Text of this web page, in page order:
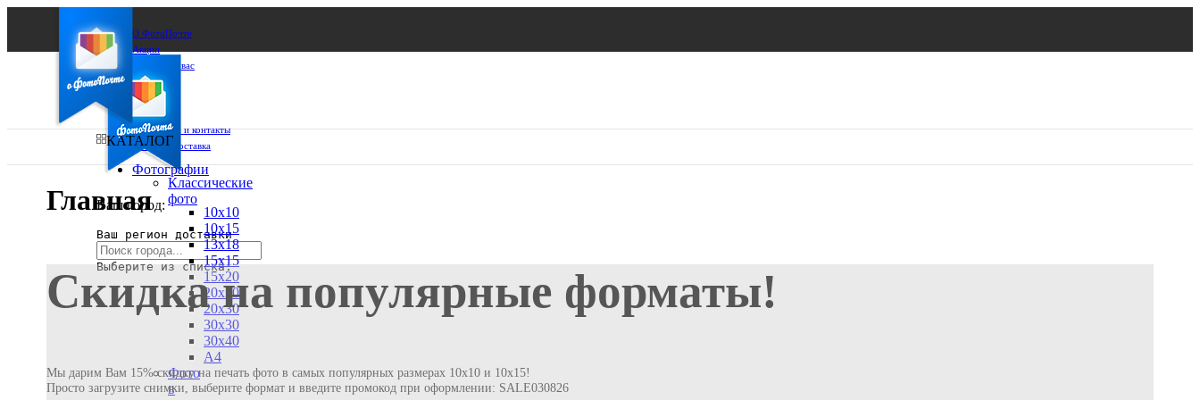
О ФотоПочте
Акции
Сделаем за вас
Бизнесу
FAQ
Франшиза
Поддержка и контакты
Оплата и доставка
Ваш город:
Ваш регион доставки
Выберите из списка:
КАТАЛОГ
Фотографии
Классические
фото
10х10
10х15
13х18
15х15
15х20
20х20
20х30
30х30
30х40
А4
Фото
в
Главная
Скидка на популярные форматы!
Мы дарим Вам 15% скидку на печать фото в самых популярных размерах 10х10 и 10х15!
Просто загрузите снимки, выберите формат и введите промокод при оформлении: SALE030826